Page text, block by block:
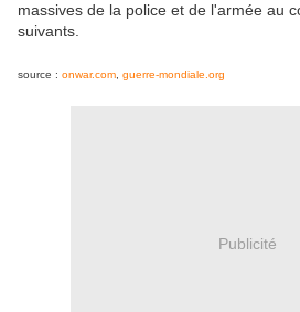
massives de la police et de l'armée au
suivants.
source : onwar.com, guerre-mondiale.org
Publicité